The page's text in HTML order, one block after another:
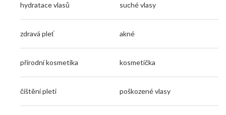
hydratace vlasů suché vlasy
zdravá pleť akné
přírodní kosmetika kosmetička
čištění pleti poškozené vlasy